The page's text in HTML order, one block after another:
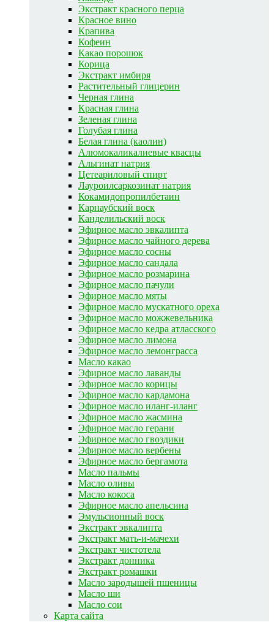
Экстракт красного перца
Красное вино
Крапива
Кофеин
Какао порошок
Корица
Экстракт имбиря
Растительный глицерин
Черная глина
Красная глина
Зеленая глина
Голубая глина
Белая глина (каолин)
Алюмокаликалиевые квасцы
Альгинат натрия
Цетеариловый спирт
Лауроилсаркозинат натрия
Кокамидопропилбетаин
Карнаубский воск
Канделильский воск
Эфирное масло эвкалипта
Эфирное масло чайного дерева
Эфирное масло сосны
Эфирное масло сандала
Эфирное масло розмарина
Эфирное масло пачули
Эфирное масло мяты
Эфирное масло мускатного ореха
Эфирное масло можжевельника
Эфирное масло кедра атласского
Эфирное масло лимона
Эфирное масло лемонграсса
Масло какао
Эфирное масло лаванды
Эфирное масло корицы
Эфирное масло кардамона
Эфирное масло иланг-иланг
Эфирное масло жасмина
Эфирное масло герани
Эфирное масло гвоздики
Эфирное масло вербены
Эфирное масло бергамота
Масло пальмы
Масло оливы
Масло кокоса
Эфирное масло апельсина
Эмульсионный воск
Экстракт эвкалипта
Экстракт мать-и-мачехи
Экстракт чистотела
Экстракт донника
Экстракт ромашки
Масло зародышей пшеницы
Масло ши
Масло сои
Карта сайта